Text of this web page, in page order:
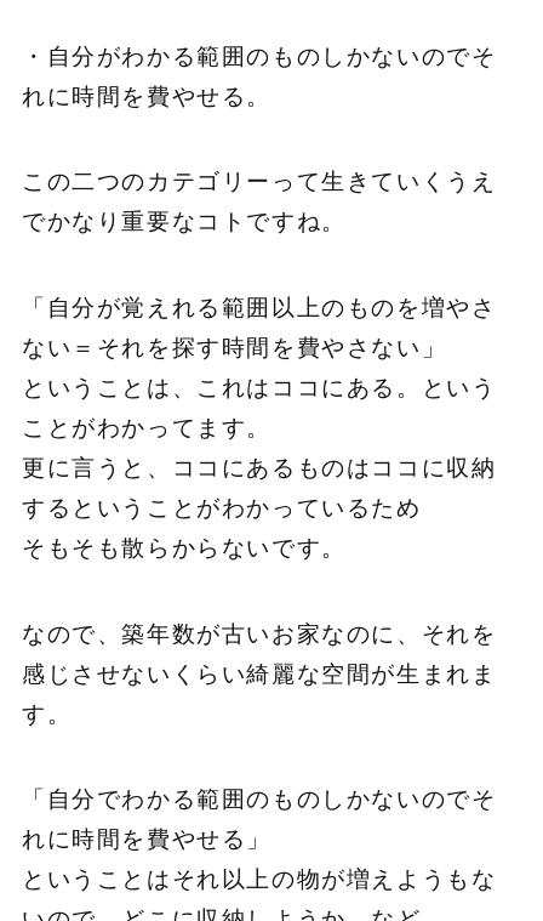
・自分がわかる範囲のものしかないのでそ
れに時間を費やせる。
この二つのカテゴリーって生きていくうえ
でかなり重要なコトですね。
「自分が覚えれる範囲以上のものを増やさ
ない＝それを探す時間を費やさない」
ということは、これはココにある。という
ことがわかってます。
更に言うと、ココにあるものはココに収納
するということがわかっているため
そもそも散らからないです。
なので、築年数が古いお家なのに、それを
感じさせないくらい綺麗な空間が生まれま
す。
「自分でわかる範囲のものしかないのでそ
れに時間を費やせる」
ということはそれ以上の物が増えようもな